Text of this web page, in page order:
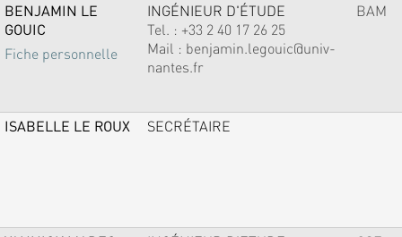
BENJAMIN LE
GOUIC
Fiche personnelle
INGÉNIEUR D'ÉTUDE
Tel. : +33 2 40 17 26 25
Mail : benjamin.legouic@univ-
nantes.fr
BAM
ISABELLE LE ROUX SECRÉTAIRE